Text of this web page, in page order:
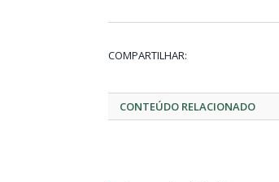
COMPARTILHAR:
CONTEÚDO RELACIONADO